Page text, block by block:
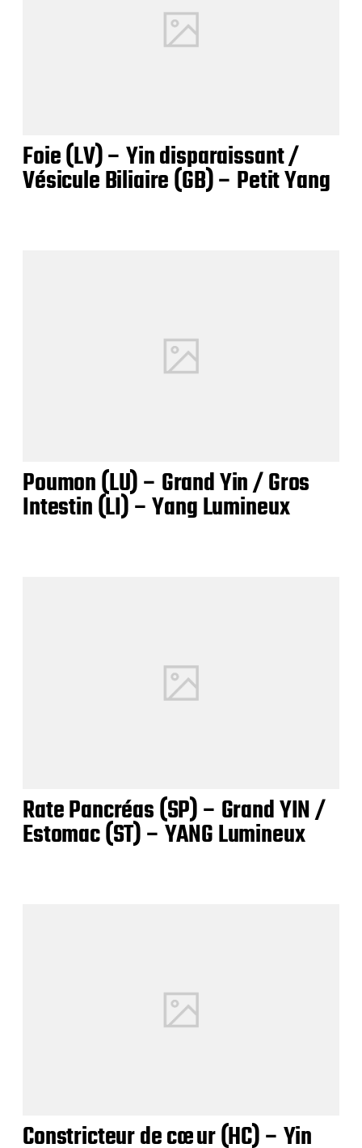
Foie (LV) – Yin disparaissant /
Vésicule Biliaire (GB) – Petit Yang
Poumon (LU) – Grand Yin / Gros
Intestin (LI) – Yang Lumineux
Rate Pancréas (SP) – Grand YIN /
Estomac (ST) – YANG Lumineux
Constricteur de cœur (HC) – Yin